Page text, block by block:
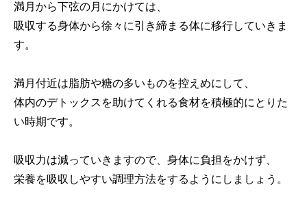
満月から下弦の月にかけては、
吸収する身体から徐々に引き締まる体に移行していきま
す。
満月付近は脂肪や糖の多いものを控えめにして、
体内のデトックスを助けてくれる食材を積極的にとりた
い時期です。
吸収力は減っていきますので、身体に負担をかけず、
栄養を吸収しやすい調理方法をするようにしましょう。